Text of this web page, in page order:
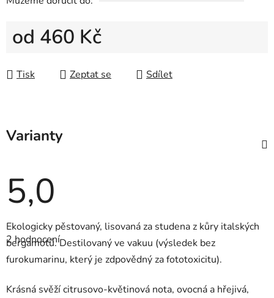
od 460 Kč
Tisk
Zeptat se Sdílet
Varianty
5,0
Průměrné
hodnocení
produktu
5,0
hvězdiček.
2 hodnocení
Ekologicky pěstovaný, lisovaná za studena z kůry italských
bergamotů. Destilovaný ve vakuu (výsledek bez
furokumarinu, který je zdpovědný za fototoxicitu).
Krásná svěží citrusovo-květinová nota, ovocná a hřejivá,